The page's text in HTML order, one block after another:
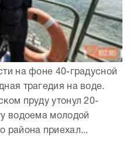
на фоне 40-градусной
трагедия на воде.
пруду утонул 20-
водоема молодой
района приехал...